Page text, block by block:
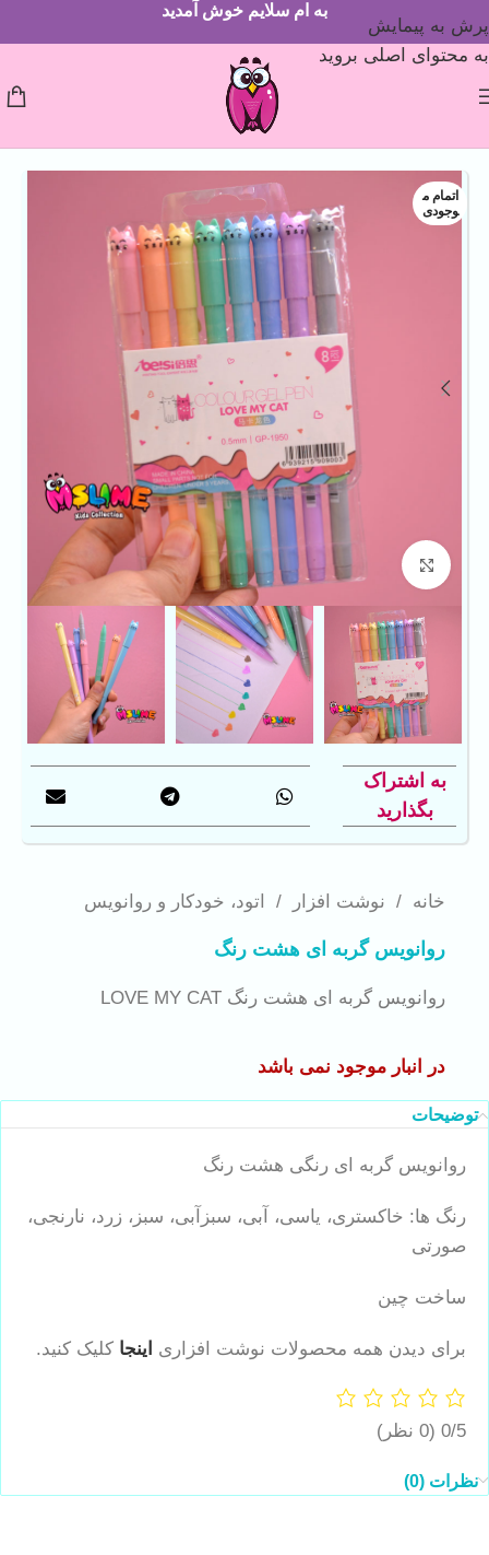
پرش به پیمایش
به محتوای اصلی بروید
به ام سلایم خوش آمدید
خانه / نوشت افزار / اتود، خودکار و روانویس
روانویس گربه ای هشت رنگ
روانویس گربه ای هشت رنگ LOVE MY CAT
در انبار موجود نمی باشد
اتمام م
وجودی
بزرگنمایی تصویر
به اشتراک
بگذارید
توضیحات
روانویس گربه ای رنگی هشت رنگ
رنگ ها: خاکستری، یاسی، آبی، سبزآبی، سبز، زرد، نارنجی،
صورتی
ساخت چین
برای دیدن همه محصولات نوشت افزاری اینجا کلیک کنید.
0/5 (0 نظر)
نظرات (0)